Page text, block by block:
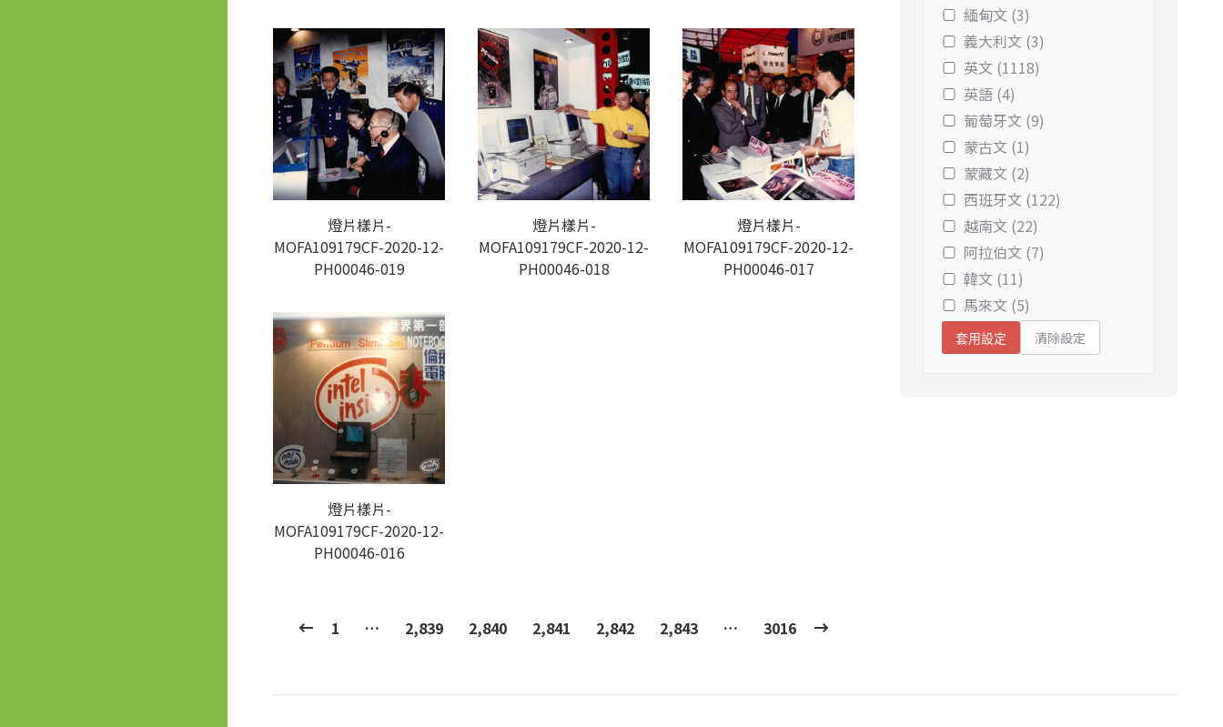
燈片樣片-
MOFA109179CF-2020-12-
PH00046-019
燈片樣片-
MOFA109179CF-2020-12-
PH00046-018
燈片樣片-
MOFA109179CF-2020-12-
PH00046-017
燈片樣片-
MOFA109179CF-2020-12-
PH00046-016
1 … 2,839 2,840 2,841 2,842 2,843 … 3016
緬甸文 (3)
義大利文 (3)
英文 (1118)
英語 (4)
葡萄牙文 (9)
蒙古文 (1)
蒙藏文 (2)
西班牙文 (122)
越南文 (22)
阿拉伯文 (7)
韓文 (11)
馬來文 (5)
套用設定 清除設定